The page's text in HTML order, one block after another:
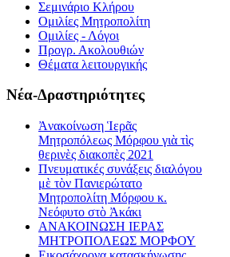
Σεμινάριο Κλήρου
Ομιλίες Μητροπολίτη
Ομιλίες - Λόγοι
Προγρ. Ακολουθιών
Θέματα λειτουργικής
Νέα-Δραστηριότητες
Ἀνακοίνωση Ἱερᾶς
Μητροπόλεως Μόρφου γιὰ τὶς
θερινὲς διακοπὲς 2021
Πνευματικές συνάξεις διαλόγου
μὲ τὸν Πανιερώτατο
Μητροπολίτη Μόρφου κ.
Νεόφυτο στὸ Ἀκάκι
ΑΝΑΚΟΙΝΩΣΗ ΙΕΡΑΣ
ΜΗΤΡΟΠΟΛΕΩΣ ΜΟΡΦΟΥ